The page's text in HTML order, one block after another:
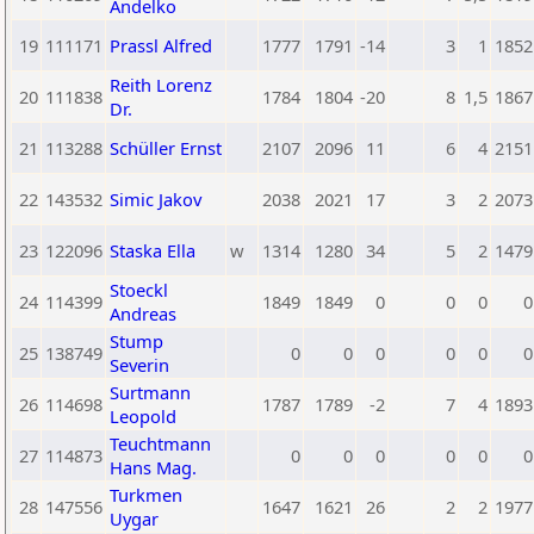
Andelko
19 111171 Prassl Alfred 1777 1791 -14 3 1 1852
20 111838 Reith Lorenz
Dr.
1784 1804 -20 8 1,5 1867
21 113288 Schüller Ernst 2107 2096 11 6 4 2151
22 143532 Simic Jakov 2038 2021 17 3 2 2073
23 122096 Staska Ella w 1314 1280 34 5 2 1479
24 114399 Stoeckl
Andreas
1849 1849 0 0 0 0
25 138749 Stump
Severin
0 0 0 0 0 0
26 114698 Surtmann
Leopold
1787 1789 -2 7 4 1893
27 114873 Teuchtmann
Hans Mag.
0 0 0 0 0 0
28 147556 Turkmen
Uygar
1647 1621 26 2 2 1977